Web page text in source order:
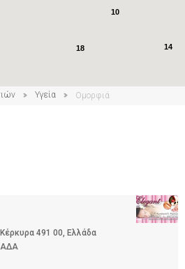
18 14
10
Υγεία Ομορφιά
491 00, Ελλάδα